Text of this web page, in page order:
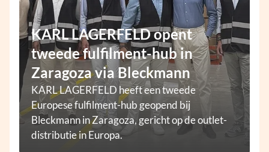
KARL LAGERFELD opent
tweede fulfilment-hub in
Zaragoza via Bleckmann
KARL LAGERFELD heeft een tweede
Europese fulfilment-hub geopend bij
Bleckmann in Zaragoza, gericht op de outlet-
distributie in Europa.